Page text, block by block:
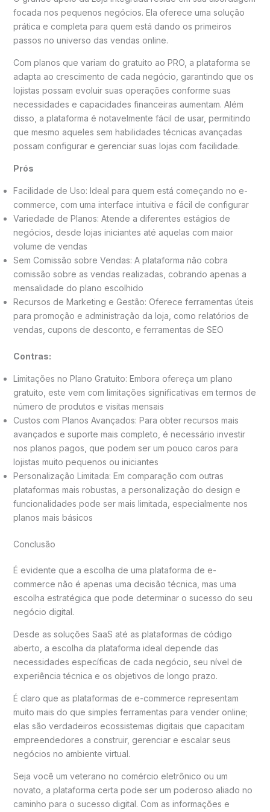
focada nos pequenos negócios. Ela oferece uma solução
prática e completa para quem está dando os primeiros
passos no universo das vendas online.
Com planos que variam do gratuito ao PRO, a plataforma se
adapta ao crescimento de cada negócio, garantindo que os
lojistas possam evoluir suas operações conforme suas
necessidades e capacidades financeiras aumentam. Além
disso, a plataforma é notavelmente fácil de usar, permitindo
que mesmo aqueles sem habilidades técnicas avançadas
possam configurar e gerenciar suas lojas com facilidade.
Prós
Facilidade de Uso: Ideal para quem está começando no e-
commerce, com uma interface intuitiva e fácil de configurar
Variedade de Planos: Atende a diferentes estágios de
negócios, desde lojas iniciantes até aquelas com maior
volume de vendas
Sem Comissão sobre Vendas: A plataforma não cobra
comissão sobre as vendas realizadas, cobrando apenas a
mensalidade do plano escolhido
Recursos de Marketing e Gestão: Oferece ferramentas úteis
para promoção e administração da loja, como relatórios de
vendas, cupons de desconto, e ferramentas de SEO
Contras:
Limitações no Plano Gratuito: Embora ofereça um plano
gratuito, este vem com limitações significativas em termos de
número de produtos e visitas mensais
Custos com Planos Avançados: Para obter recursos mais
avançados e suporte mais completo, é necessário investir
nos planos pagos, que podem ser um pouco caros para
lojistas muito pequenos ou iniciantes
Personalização Limitada: Em comparação com outras
plataformas mais robustas, a personalização do design e
funcionalidades pode ser mais limitada, especialmente nos
planos mais básicos
Conclusão
É evidente que a escolha de uma plataforma de e-
commerce não é apenas uma decisão técnica, mas uma
escolha estratégica que pode determinar o sucesso do seu
negócio digital.
Desde as soluções SaaS até as plataformas de código
aberto, a escolha da plataforma ideal depende das
necessidades específicas de cada negócio, seu nível de
experiência técnica e os objetivos de longo prazo.
É claro que as plataformas de e-commerce representam
muito mais do que simples ferramentas para vender online;
elas são verdadeiros ecossistemas digitais que capacitam
empreendedores a construir, gerenciar e escalar seus
negócios no ambiente virtual.
Seja você um veterano no comércio eletrônico ou um
novato, a plataforma certa pode ser um poderoso aliado no
caminho para o sucesso digital. Com as informações e